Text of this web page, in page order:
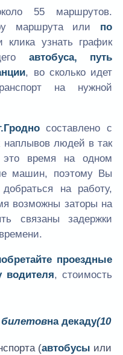
55 маршрутов.
маршрута или по
клика узнать график
автобуса, путь
, во сколько идет
на нужной
составлено с
наплывов людей в так
время на одном
машин, поэтому Вы
на работу,
возможны заторы на
связаны задержки
проездные
водителя, стоимость
на декаду(10
(автобусы или